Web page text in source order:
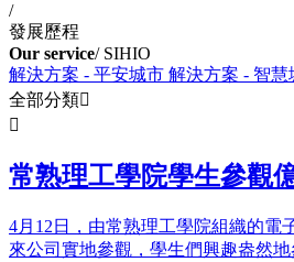
/
發展歷程
Our service/ SIHIO
解決方案 - 平安城市 解決方案 - 智慧
全部分類

常熟理工學院學生參觀
4月12日，由常熟理工學院組織的電
來公司實地參觀，學生們興趣盎然